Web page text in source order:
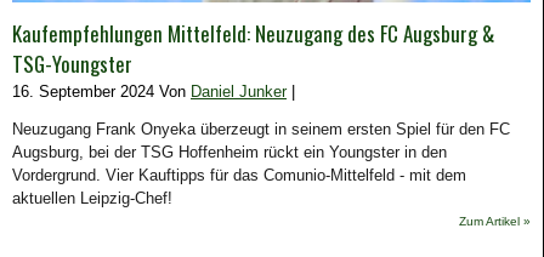
Kaufempfehlungen Mittelfeld: Neuzugang des FC Augsburg &
TSG-Youngster
16. September 2024 Von Daniel Junker|
Neuzugang Frank Onyeka überzeugt in seinem ersten Spiel für den FC
Augsburg, bei der TSG Hoffenheim rückt ein Youngster in den
Vordergrund. Vier Kauftipps für das Comunio-Mittelfeld - mit dem
aktuellen Leipzig-Chef!
Zum Artikel »